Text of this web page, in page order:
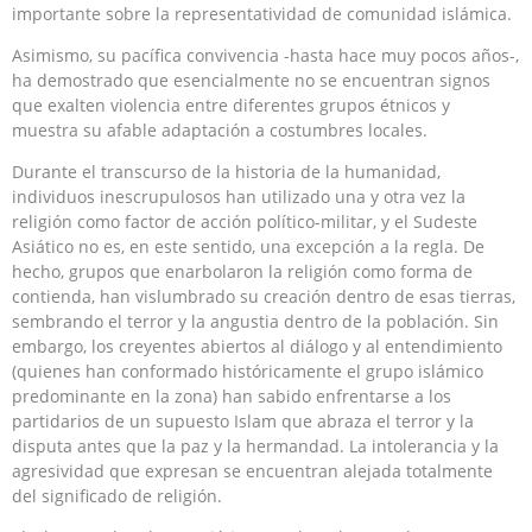
importante sobre la representatividad de comunidad islámica.
Asimismo, su pacífica convivencia -hasta hace muy pocos años-,
ha demostrado que esencialmente no se encuentran signos
que exalten violencia entre diferentes grupos étnicos y
muestra su afable adaptación a costumbres locales.
Durante el transcurso de la historia de la humanidad,
individuos inescrupulosos han utilizado una y otra vez la
religión como factor de acción político-militar, y el Sudeste
Asiático no es, en este sentido, una excepción a la regla. De
hecho, grupos que enarbolaron la religión como forma de
contienda, han vislumbrado su creación dentro de esas tierras,
sembrando el terror y la angustia dentro de la población. Sin
embargo, los creyentes abiertos al diálogo y al entendimiento
(quienes han conformado históricamente el grupo islámico
predominante en la zona) han sabido enfrentarse a los
partidarios de un supuesto Islam que abraza el terror y la
disputa antes que la paz y la hermandad. La intolerancia y la
agresividad que expresan se encuentran alejada totalmente
del significado de religión.